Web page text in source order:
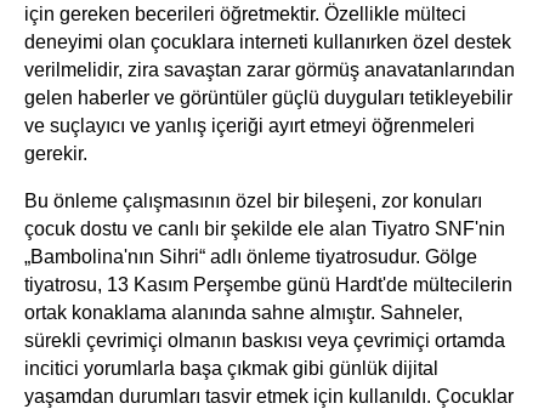
için gereken becerileri öğretmektir. Özellikle mülteci
deneyimi olan çocuklara interneti kullanırken özel destek
verilmelidir, zira savaştan zarar görmüş anavatanlarından
gelen haberler ve görüntüler güçlü duyguları tetikleyebilir
ve suçlayıcı ve yanlış içeriği ayırt etmeyi öğrenmeleri
gerekir.
Bu önleme çalışmasının özel bir bileşeni, zor konuları
çocuk dostu ve canlı bir şekilde ele alan Tiyatro SNF'nin
„Bambolina'nın Sihri“ adlı önleme tiyatrosudur. Gölge
tiyatrosu, 13 Kasım Perşembe günü Hardt'de mültecilerin
ortak konaklama alanında sahne almıştır. Sahneler,
sürekli çevrimiçi olmanın baskısı veya çevrimiçi ortamda
incitici yorumlarla başa çıkmak gibi günlük dijital
yaşamdan durumları tasvir etmek için kullanıldı. Çocuklar